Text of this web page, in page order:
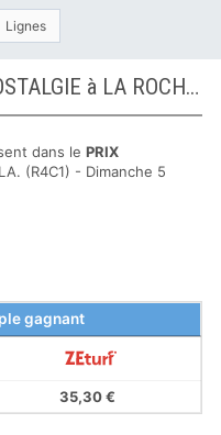
Lignes
Arrivée définitive du PRIX NOSTALGIE à LA ROCHELLE-CHATELA.
dans le PRIX
(R4C1) - Dimanche 5
gagnant
35,30 €